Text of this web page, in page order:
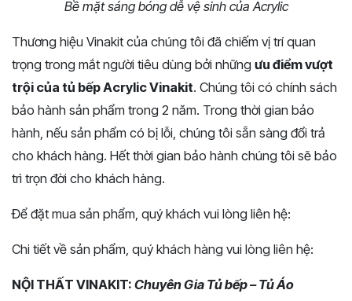
Bề mặt sáng bóng dễ vệ sinh của Acrylic
Thương hiệu Vinakit của chúng tôi đã chiếm vị trí quan
trọng trong mắt người tiêu dùng bởi những ưu điểm vượt
trội của tủ bếp Acrylic Vinakit. Chúng tôi có chính sách
bảo hành sản phẩm trong 2 năm. Trong thời gian bảo
hành, nếu sản phẩm có bị lỗi, chúng tôi sẵn sàng đổi trả
cho khách hàng. Hết thời gian bảo hành chúng tôi sẽ bảo
trì trọn đời cho khách hàng.
Để đặt mua sản phẩm, quý khách vui lòng liên hệ:
Chi tiết về sản phẩm, quý khách hàng vui lòng liên hệ:
NỘI THẤT VINAKIT: Chuyên Gia Tủ bếp – Tủ Áo